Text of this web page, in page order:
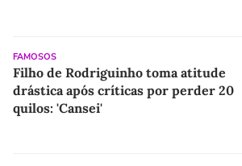
FAMOSOS
Filho de Rodriguinho toma atitude
drástica após críticas por perder 20
quilos: 'Cansei'